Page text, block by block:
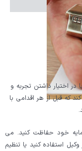
در اختیار داشتن تجربه و
که قبل از هر اقدامی با
.
خود حفاظت کنید. می
استفاده کنید یا تنظیم